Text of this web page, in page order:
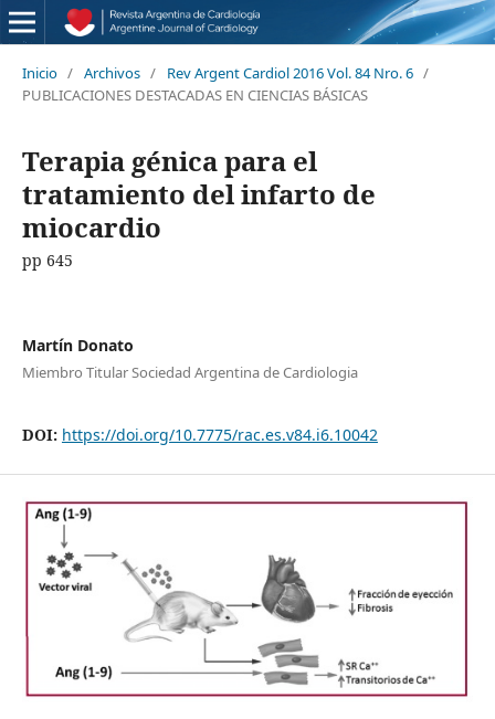
Inicio / Archivos / Rev Argent Cardiol 2016 Vol. 84 Nro. 6 /
PUBLICACIONES DESTACADAS EN CIENCIAS BÁSICAS
Terapia génica para el
tratamiento del infarto de
miocardio
pp 645
Martín Donato
Miembro Titular Sociedad Argentina de Cardiologia
DOI: https://doi.org/10.7775/rac.es.v84.i6.10042